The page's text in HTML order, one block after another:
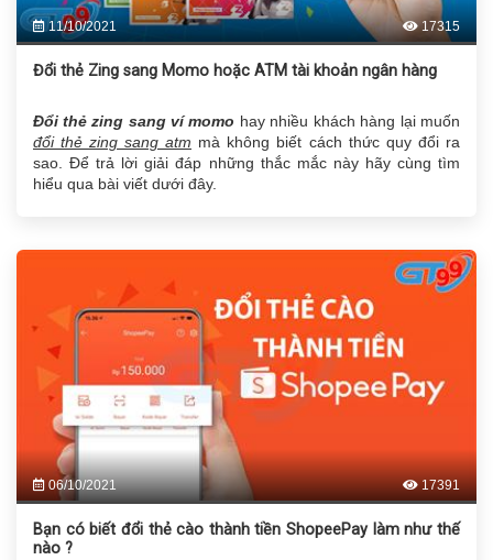
11/10/2021 17315
Đổi thẻ Zing sang Momo hoặc ATM tài khoản ngân hàng
Đổi thẻ zing sang ví momo hay nhiều khách hàng lại muốn
đổi thẻ zing sang atm mà không biết cách thức quy đổi ra
sao. Để trả lời giải đáp những thắc mắc này hãy cùng tìm
hiểu qua bài viết dưới đây.
06/10/2021 17391
Bạn có biết đổi thẻ cào thành tiền ShopeePay làm như thế
nào ?